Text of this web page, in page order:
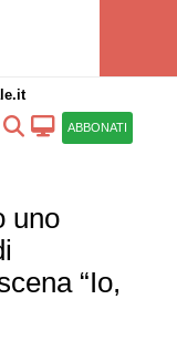
ABBONATI
uno
“Io,